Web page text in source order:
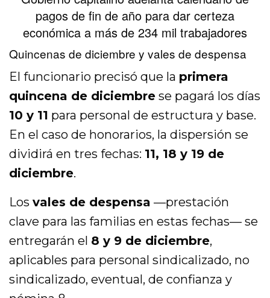
pagos de fin de año para dar certeza
económica a más de 234 mil trabajadores
Quincenas de diciembre y vales de despensa
El funcionario precisó que la primera
quincena de diciembre se pagará los días
10 y 11 para personal de estructura y base.
En el caso de honorarios, la dispersión se
dividirá en tres fechas: 11, 18 y 19 de
diciembre.
Losvales de despensa —prestación
clave para las familias en estas fechas— se
entregarán el 8 y 9 de diciembre,
aplicables para personal sindicalizado, no
sindicalizado, eventual, de confianza y